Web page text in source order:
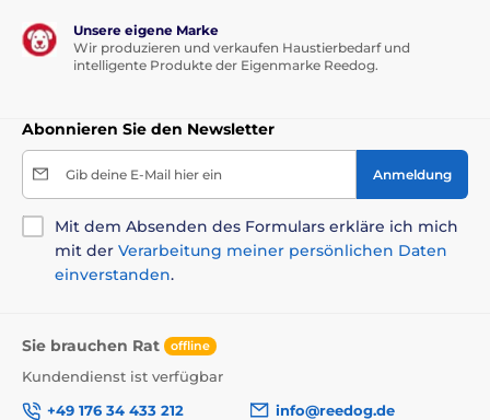
Unsere eigene Marke
Wir produzieren und verkaufen Haustierbedarf und
intelligente Produkte der Eigenmarke Reedog.
Abonnieren Sie den Newsletter
Gib deine E-Mail hier ein Anmeldung
Mit dem Absenden des Formulars erkläre ich mich
mit der Verarbeitung meiner persönlichen Daten
einverstanden.
Sie brauchen Rat offline
Kundendienst ist verfügbar
+49 176 34 433 212
info@reedog.de